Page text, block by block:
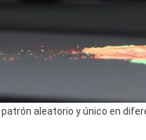
aleatorio y único en